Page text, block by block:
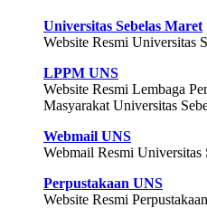
Universitas Sebelas Maret
Website Resmi Universitas
LPPM UNS
Website Resmi Lembaga
Masyarakat Universitas
Webmail UNS
Webmail Resmi Universitas
Perpustakaan UNS
Website Resmi